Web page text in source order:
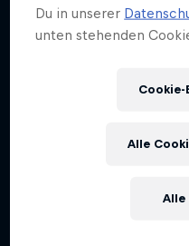
Du in unserer
unten stehenden
Cookie-
Alle
Alle